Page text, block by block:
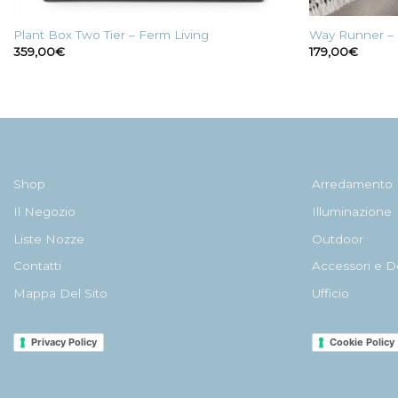
Plant Box Two Tier – Ferm Living
359,00€
Way Runner –
179,00€
Shop
Il Negozio
Liste Nozze
Contatti
Mappa Del Sito
Arredamento
Illuminazione
Outdoor
Accessori e
Ufficio
Privacy Policy Cookie Policy